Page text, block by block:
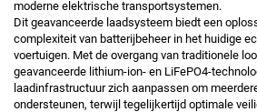
moderne elektrische transportsystemen.
Dit geavanceerde laadsysteem biedt een
complexiteit van batterijbeheer in het huidige
voertuigen. Met de overgang van traditionele
geavanceerde lithium-ion- en LiFePO4-
laadinfrastructuur zich aanpassen om
ondersteunen, terwijl tegelijkertijd optimale